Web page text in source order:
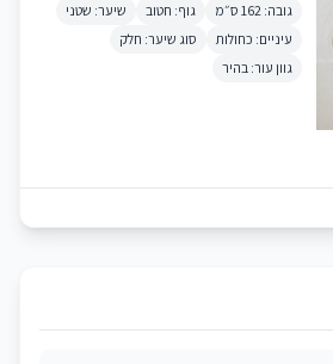
גובה: 162 ס״מ גוף: חטוב
שיער: שטני
עיניים: כחולות
סוג שיער: חלק
גוון עור: בהיר